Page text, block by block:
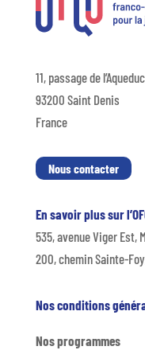
11, passage de l’Aqueduc
93200 Saint Denis
France
Nous contacter
En savoir plus sur
535, avenue Viger Est,
200, chemin Sainte-
Nos conditions
Nos programmes